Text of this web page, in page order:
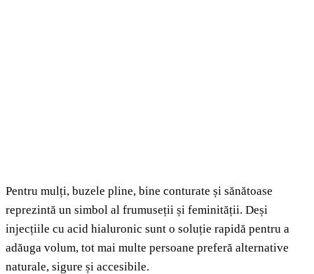
Pentru mulți, buzele pline, bine conturate și sănătoase
reprezintă un simbol al frumuseții și feminității. Deși
injecțiile cu acid hialuronic sunt o soluție rapidă pentru a
adăuga volum, tot mai multe persoane preferă alternative
naturale, sigure și accesibile.